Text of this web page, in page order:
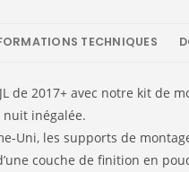
TECHNIQUES
de 2017+ avec notre kit de
inégalée.
Uni, les supports de
couche de finition en